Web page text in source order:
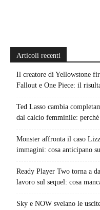
Articoli recenti
Il creatore di Yellowstone
Fallout e One Piece: il
Ted Lasso cambia
dal calcio femminile:
Monster affronta il caso
immagini: cosa anticipano
Ready Player Two torna a
lavoro sul sequel: cosa
Sky e NOW svelano le